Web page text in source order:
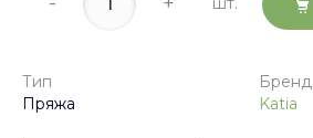
Тип
Пряжа
Бренд
Katia